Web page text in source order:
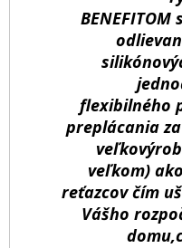
flexibilného
preplácania
veľkom)
reťazcov čím
Vášho